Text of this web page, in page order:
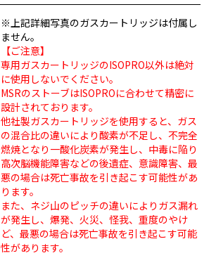
※上記詳細写真のガスカートリッジは付属し
ません。
【ご注意】
専用ガスカートリッジのISOPRO以外は絶対
に使用しないでください。
MSRのストーブはISOPROに合わせて精密に
設計されております。
他社製ガスカートリッジを使用すると、ガス
の混合比の違いにより酸素が不足し、不完全
燃焼となり一酸化炭素が発生し、中毒に陥り
高次脳機能障害などの後遺症、意識障害、最
悪の場合は死亡事故を引き起こす可能性があ
ります。
また、ネジ山のピッチの違いによりガス漏れ
が発生し、爆発、火災、怪我、重度のやけ
ど、最悪の場合は死亡事故を引き起こす可能
性があります。